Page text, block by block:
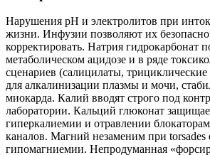
Нарушения pH и электролитов при
жизни. Инфузии позволяют их
корректировать. Натрия гидрокарбонат
метаболическом ацидозе и в ряде
сценариев (салицилаты,
для алкалинизации плазмы и мочи,
миокарда. Калий вводят строго под
лаборатории. Кальций глюконат
гиперкалиемии и отравлении
каналов. Магний незаменим при torsades
гипомагниемии. Непродуманная